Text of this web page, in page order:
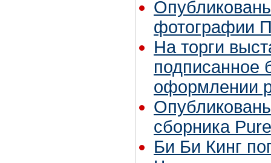
фотографии
На торги
подписанное
оформлении
сборника
Би Би Кинг